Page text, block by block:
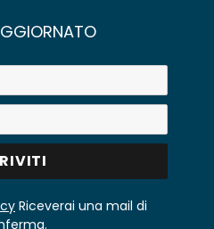
Riceverai una mail di